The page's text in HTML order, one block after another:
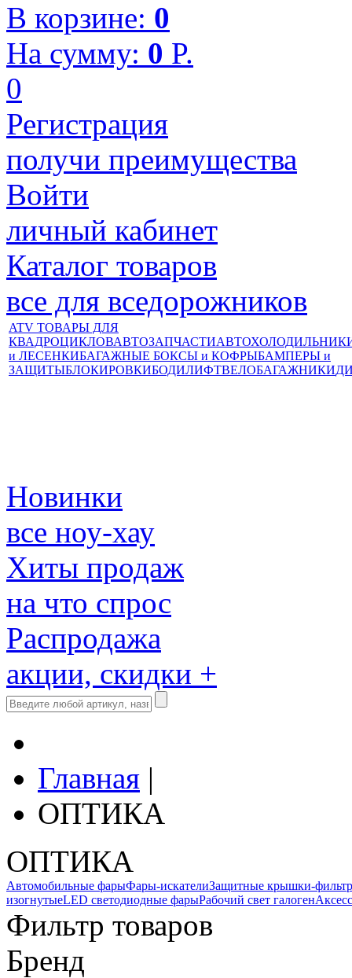
В корзине: 0
На сумму: 0 P.
0
Регистрация
получи преимущества
Войти
личный кабинет
Каталог товаров
все для вседорожников
ATV ТОВАРЫ ДЛЯ
КВАДРОЦИКЛОВАВТОЗАПЧАСТИ
и ЛЕСЕНКИБАГАЖНЫЕ БОКСЫ и КОФРЫБАМПЕРЫ и
ЗАЩИТЫБЛОКИРОВКИБОДИЛИФТВЕЛОБАГАЖНИКИ
Новинки
все ноу-хау
Хиты продаж
на что спрос
Распродажа
акции, скидки +
Главная |
ОПТИКА
ОПТИКА
Автомобильные фарыФары-искателиЗащитные крышки-
изогнутыеLED светодиодные фарыРабочий свет галоген
Фильтр товаров
Бренд